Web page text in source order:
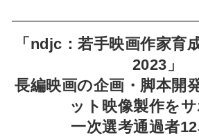
「ndjc：若手映画作家育
2023」
長編映画の企画・脚本開
ット映像製作をサ
一次選考通過者